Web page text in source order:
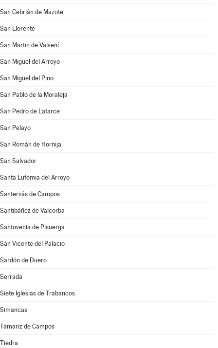
San Cebrián de Mazote
San Llorente
San Martín de Valvení
San Miguel del Arroyo
San Miguel del Pino
San Pablo de la Moraleja
San Pedro de Latarce
San Pelayo
San Román de Hornija
San Salvador
Santa Eufemia del Arroyo
Santervás de Campos
Santibáñez de Valcorba
Santovenia de Pisuerga
San Vicente del Palacio
Sardón de Duero
Serrada
Siete Iglesias de Trabancos
Simancas
Tamariz de Campos
Tiedra